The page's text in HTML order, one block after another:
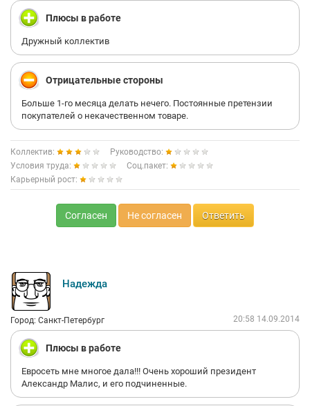
Плюсы в работе
Дружный коллектив
Отрицательные стороны
Больше 1-го месяца делать нечего. Постоянные претензии
покупателей о некачественном товаре.
Коллектив:
Руководство:
Условия труда:
Соц.пакет:
Карьерный рост:
Согласен Не согласен Ответить
Надежда
Город: Санкт-Петербург 20:58 14.09.2014
Плюсы в работе
Евросеть мне многое дала!!! Очень хороший президент
Александр Малис, и его подчиненные.